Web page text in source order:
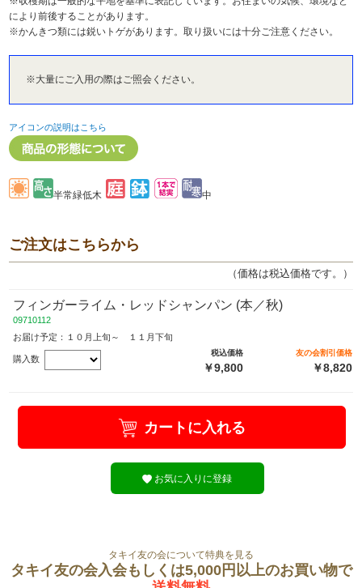
により前後することがあります。
※かんきつ類には鋭いトゲがあります。取り扱いには十分ご注意ください。
※大量にご入用の際はご照会ください。
アイコンの説明はこちら
半常緑低木 中
ご注文はこちらから
（価格は税込価格です。）
フィンガーライム・レッドシャンパン (本／秋)
09710112
お届け予定：１０月上旬～ １１月下旬
購入数
税込価格
￥9,800
友の会割引価格
￥8,820
カートに入れる
お気に入りに登録
タキイ友の会について特典を見る
タキイ友の会入会もしくは5,000円以上のお買い物で